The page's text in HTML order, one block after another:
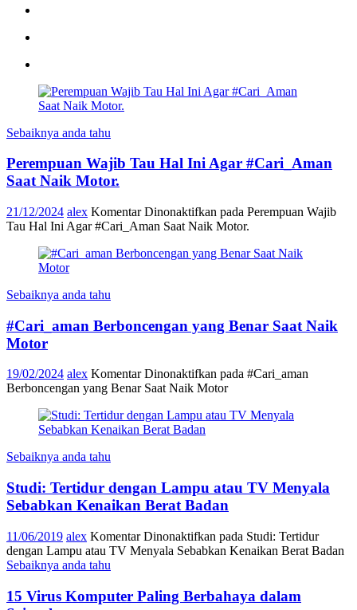
Sebaiknya anda tahu
Perempuan Wajib Tau Hal Ini Agar #Cari_Aman
Saat Naik Motor.
21/12/2024 alex Komentar Dinonaktifkan pada Perempuan Wajib
Tau Hal Ini Agar #Cari_Aman Saat Naik Motor.
Sebaiknya anda tahu
#Cari_aman Berboncengan yang Benar Saat Naik
Motor
19/02/2024 alex Komentar Dinonaktifkan pada #Cari_aman
Berboncengan yang Benar Saat Naik Motor
Sebaiknya anda tahu
Studi: Tertidur dengan Lampu atau TV Menyala
Sebabkan Kenaikan Berat Badan
11/06/2019 alex Komentar Dinonaktifkan pada Studi: Tertidur
dengan Lampu atau TV Menyala Sebabkan Kenaikan Berat Badan
Sebaiknya anda tahu
15 Virus Komputer Paling Berbahaya dalam